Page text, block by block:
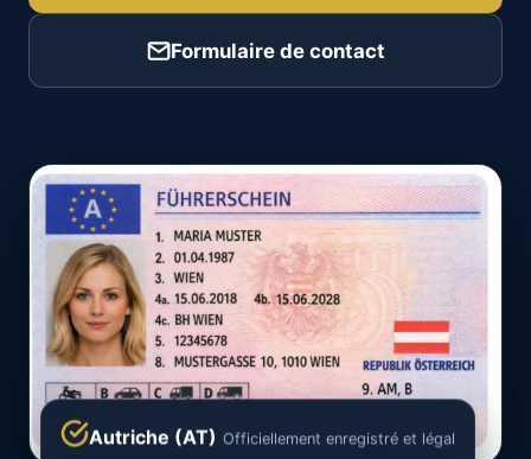
Formulaire de contact
Autriche (AT) Officiellement enregistré et légal